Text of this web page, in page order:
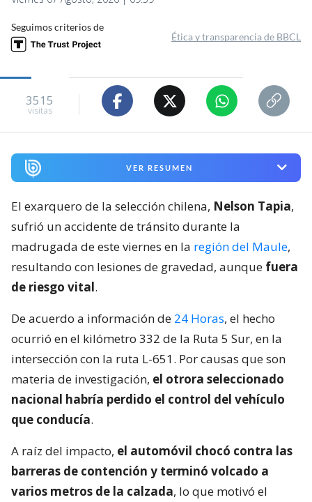
Seguimos criterios de
Ética y transparencia de BBCL
3515
visitas
VER RESUMEN
El exarquero de la selección chilena, Nelson Tapia,
sufrió un accidente de tránsito durante la
madrugada de este viernes en la región del Maule,
resultando con lesiones de gravedad, aunque fuera
de riesgo vital.
De acuerdo a información de 24 Horas, el hecho
ocurrió en el kilómetro 332 de la Ruta 5 Sur, en la
intersección con la ruta L-651. Por causas que son
materia de investigación, el otrora seleccionado
nacional habría perdido el control del vehículo
que conducía.
A raíz del impacto, el automóvil chocó contra las
barreras de contención y terminó volcado a
varios metros de la calzada, lo que motivó el